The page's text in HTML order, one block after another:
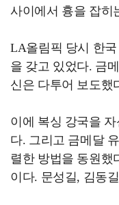
사이에서 흉을 잡히
LA올림픽 당시 한
을 갖고 있었다. 금
신은 다투어 보도했
이에 복싱 강국을
다. 그리고 금메달
렬한 방법을 동원했
이다. 문성길, 김동